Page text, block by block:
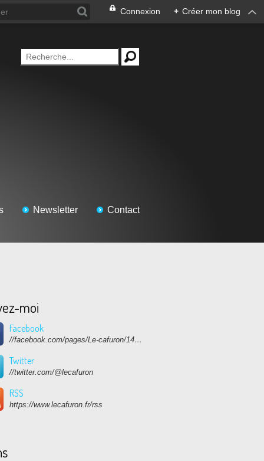
Connexion + Créer mon blog
Newsletter Contact
moi
Facebook
//facebook.com/pages/Le-cafuron/1415682768741632
Twitter
//twitter.com/@lecafuron
RSS
https://www.lecafuron.fr/rss